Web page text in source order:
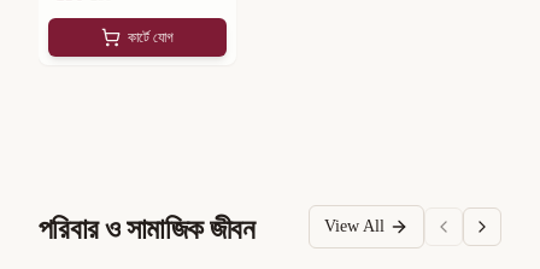
কার্টে যোগ
পরিবার ও সামাজিক জীবন View All